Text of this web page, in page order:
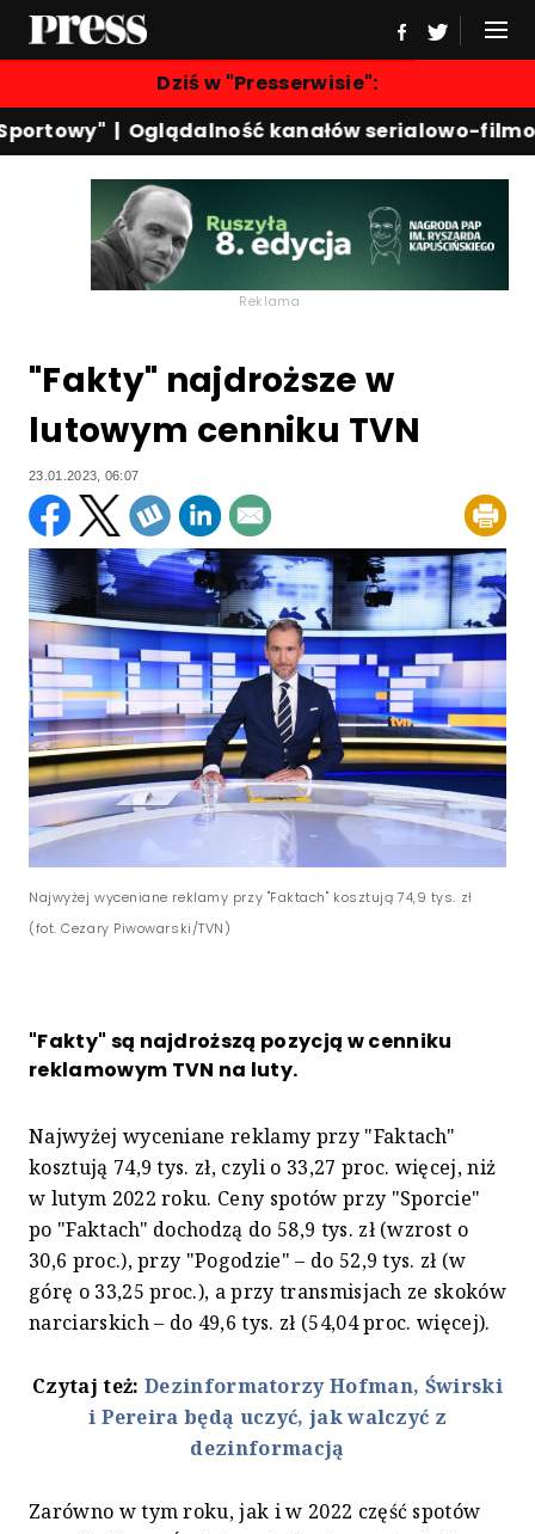
Dziś w "Presserwisie":
|Oglądalność kanałów serialowo-
Reklama
"Fakty" najdroższe w
lutowym cenniku TVN
23.01.2023, 06:07
Najwyżej wyceniane reklamy przy "Faktach" kosztują 74,9 tys. zł
(fot. Cezary Piwowarski/TVN)
"Fakty" są najdroższą pozycją w cenniku
reklamowym TVN na luty.
Najwyżej wyceniane reklamy przy "Faktach"
kosztują 74,9 tys. zł, czyli o 33,27 proc. więcej, niż
w lutym 2022 roku. Ceny spotów przy "Sporcie"
po "Faktach" dochodzą do 58,9 tys. zł (wzrost o
30,6 proc.), przy "Pogodzie" – do 52,9 tys. zł (w
górę o 33,25 proc.), a przy transmisjach ze skoków
narciarskich – do 49,6 tys. zł (54,04 proc. więcej).
Czytaj też: Dezinformatorzy Hofman, Świrski
i Pereira będą uczyć, jak walczyć z
dezinformacją
Zarówno w tym roku, jak i w 2022 część spotów